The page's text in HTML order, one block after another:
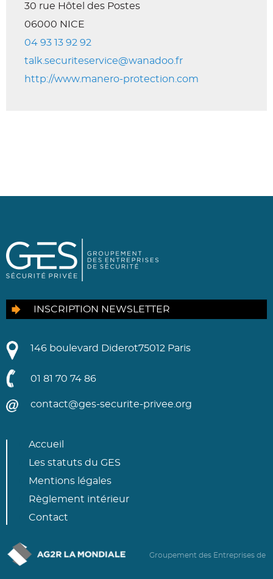
30 rue Hôtel des Postes
06000 NICE
04 93 13 92 92
talk.securiteservice@wanadoo.fr
http://www.manero-protection.com
INSCRIPTION NEWSLETTER
146 boulevard Diderot75012 Paris
01 81 70 74 86
contact@ges-securite-privee.org
Accueil
Les statuts du GES
Mentions légales
Règlement intérieur
Contact
Groupement des Entreprises de